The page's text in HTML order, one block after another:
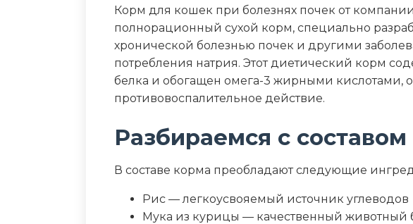
Дополнительные ингредиенты
ликопин, экстракт розмарина, экстракт Юкки
кислоты
Пищевая ценность
Белок (%)
Жир (%)
Клетчатка (%)
Корм для кошек при болезнях почек от
полнорационный сухой корм, специально
хронической болезнью почек и другими
потребления натрия. Этот диетический корм
белка и обогащен омега-3 жирными кислотами,
противовоспалительное действие.
Разбираемся с составом
В составе корма преобладают следующие
Рис — легкоусвояемый источник углеводов
Мука из курицы — качественный животный